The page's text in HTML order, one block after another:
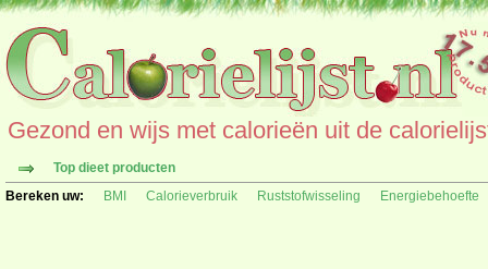
Gezond en wijs met calorieën uit de
Top dieet producten
Bereken uw:
BMI Calorieverbruik Ruststofwisseling Energiebehoefte